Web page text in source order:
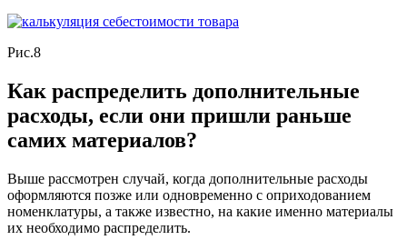
Рис.8
Как распределить дополнительные
расходы, если они пришли раньше
самих материалов?
Выше рассмотрен случай, когда дополнительные расходы
оформляются позже или одновременно с оприходованием
номенклатуры, а также известно, на какие именно материалы
их необходимо распределить.